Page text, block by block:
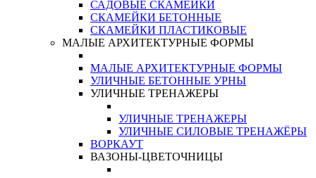
САДОВЫЕ СКАМЕЙКИ
СКАМЕЙКИ БЕТОННЫЕ
СКАМЕЙКИ ПЛАСТИКОВЫЕ
МАЛЫЕ АРХИТЕКТУРНЫЕ ФОРМЫ
МАЛЫЕ АРХИТЕКТУРНЫЕ ФОРМЫ
УЛИЧНЫЕ БЕТОННЫЕ УРНЫ
УЛИЧНЫЕ ТРЕНАЖЕРЫ
УЛИЧНЫЕ ТРЕНАЖЕРЫ
УЛИЧНЫЕ СИЛОВЫЕ ТРЕНАЖЁРЫ
ВОРКАУТ
ВАЗОНЫ-ЦВЕТОЧНИЦЫ